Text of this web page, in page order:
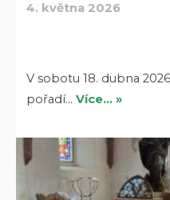
4. května 2026
V sobotu 18. dubna
pořadí…Více… »